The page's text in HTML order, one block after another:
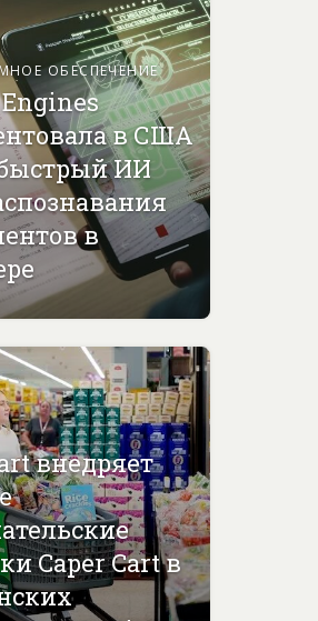
ОБЕСПЕЧЕНИЕ
в США
ИИ
в
внедряет
Caper Cart в